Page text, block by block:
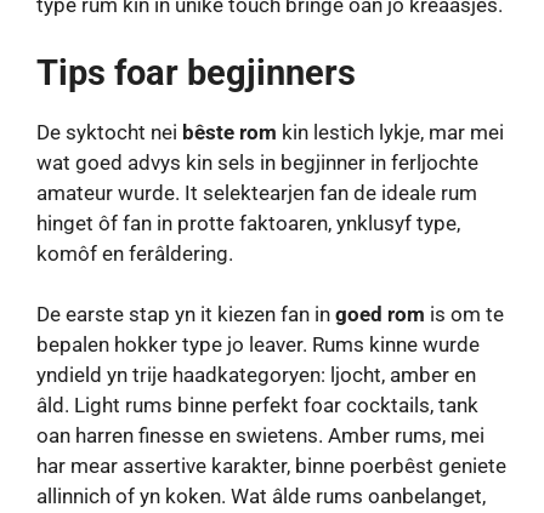
type rum kin in unike touch bringe oan jo kreaasjes.
Tips foar begjinners
De syktocht nei bêste rom kin lestich lykje, mar mei
wat goed advys kin sels in begjinner in ferljochte
amateur wurde. It selektearjen fan de ideale rum
hinget ôf fan in protte faktoaren, ynklusyf type,
komôf en ferâldering.
De earste stap yn it kiezen fan in goed rom is om te
bepalen hokker type jo leaver. Rums kinne wurde
yndield yn trije haadkategoryen: ljocht, amber en
âld. Light rums binne perfekt foar cocktails, tank
oan harren finesse en swietens. Amber rums, mei
har mear assertive karakter, binne poerbêst geniete
allinnich of yn koken. Wat âlde rums oanbelanget,